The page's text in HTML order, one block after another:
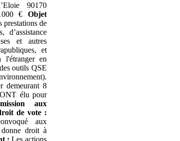
90170
€Objet
prestations de
d’assistance
et autres
et
l'étranger en
outils QSE
8
élu pour
aux
de vote :
aux
donne droit à
: Les actions